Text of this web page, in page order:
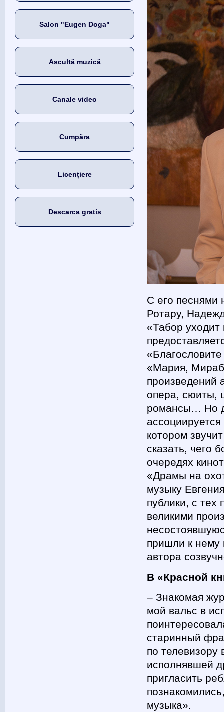
Salon "Eugen Doga"
Ascultă muzică
Canale video
Cumpăra
Licențiere
Descarca gratis
С его
Ротару,
«Табор
«Мария,
произведений
опера, сюиты,
романсы… Но
котором
сказать, чего
очередях
«Драмы на
музыку
публики, с тех
великими
пришли к нему
автора
В «Красной
– Знакомая
мой вальс в
старинный
по
исполнявшей
пригласить
музыка».